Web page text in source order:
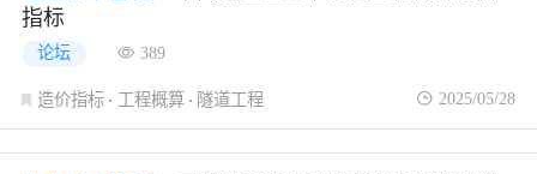
指标
论坛 389
造价指标 工程概算 隧道工程 2025/05/28